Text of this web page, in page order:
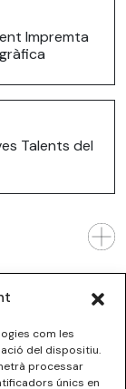
com les
del dispositiu.
processar
únics en
Impremta
Talents del